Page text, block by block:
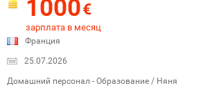
1000€
зарплата в месяц
Франция
25.07.2026
Домашний персонал - Образование / Няня